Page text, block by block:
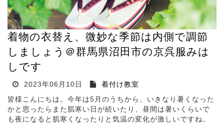
着物の衣替え、微妙な季節は内側で調節
しましょう＠群馬県沼田市の京呉服みは
しです
2023年06月10日
着付け教室
皆様こんにちは。今年は5月のうちから、いきなり暑くなった
かと思ったらまた肌寒い日が続いたり、昼間は暑いくらいで
も夜になると肌寒くなったりと気温の変化が激しいですね。